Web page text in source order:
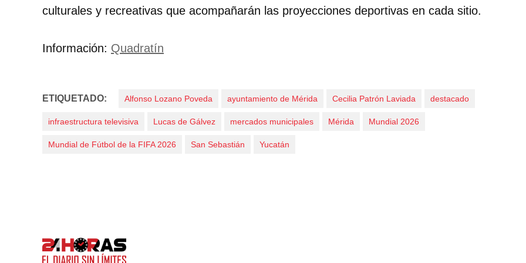
culturales y recreativas que acompañarán las proyecciones deportivas en cada sitio.
Información: Quadratín
ETIQUETADO: Alfonso Lozano Poveda ayuntamiento de Mérida Cecilia Patrón Laviada destacado
infraestructura televisiva Lucas de Gálvez mercados municipales Mérida Mundial 2026
Mundial de Fútbol de la FIFA 2026 San Sebastián Yucatán